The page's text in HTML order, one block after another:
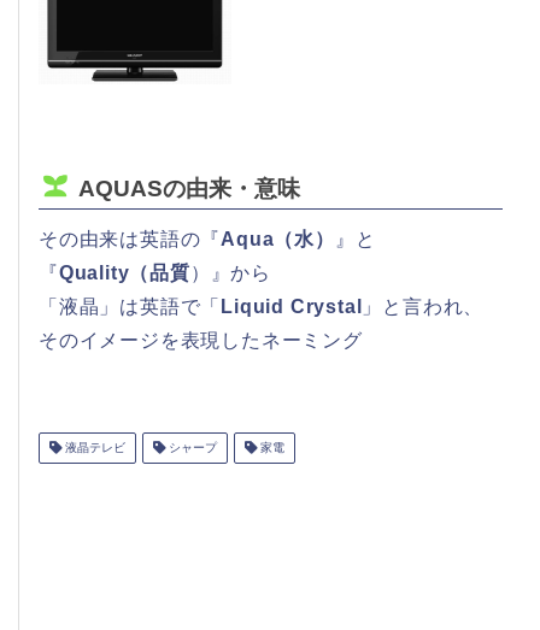
AQUASの由来・意味
その由来は英語の『Aqua（水）
』と
『 Quality（品質）』から
「液晶」は英語で「 Liquid Crystal
」と言われ、
そのイメージを表現したネーミング
液晶テレビ シャープ 家電